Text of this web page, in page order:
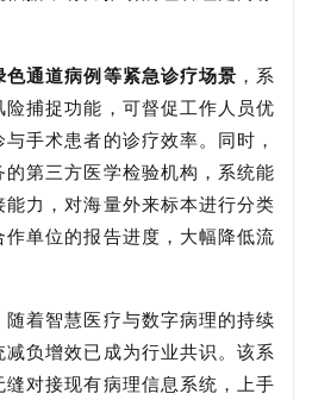
通道病例等紧急诊疗场景 ，系
捕捉功能，可督促工作人员优
手术患者的诊疗效率。同时，
第三方医学检验机构，系统能
力，对海量外来标本进行分类
单位的报告进度，大幅降低流
随着智慧医疗与数字病理的持续
负增效已成为行业共识。该系
对接现有病理信息系统，上手